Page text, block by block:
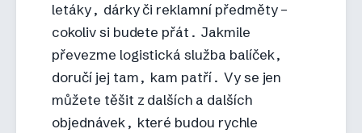
letáky, dárky či reklamní předměty –
cokoliv si budete přát. Jakmile
převezme logistická služba balíček,
doručí jej tam, kam patří. Vy se jen
můžete těšit z dalších a dalších
objednávek, které budou rychle